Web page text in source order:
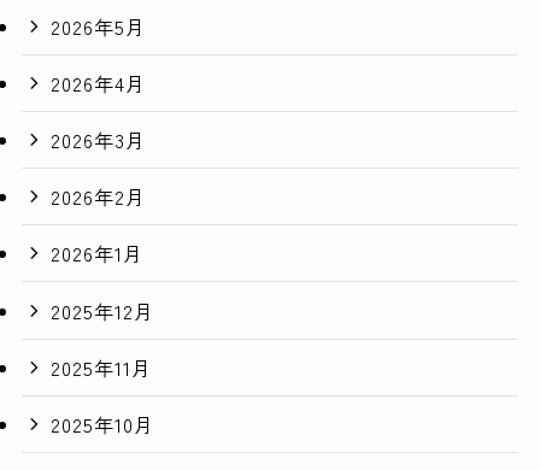
2026年5月
2026年4月
2026年3月
2026年2月
2026年1月
2025年12月
2025年11月
2025年10月